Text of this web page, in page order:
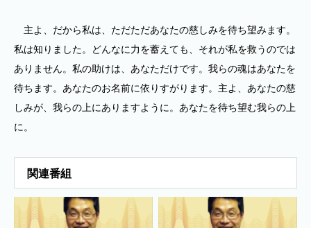
主よ、だから私は、ただただあなたの慈しみを待ち望みます。
私は知りました。どんなに力を蓄えても、それが私を救うのでは
ありません。私の助けは、あなただけです。我らの魂はあなたを
待ちます。あなたのお名前に依りすがります。主よ、あなたの慈
しみが、我らの上にありますように。あなたを待ち望む我らの上
に。
関連番組